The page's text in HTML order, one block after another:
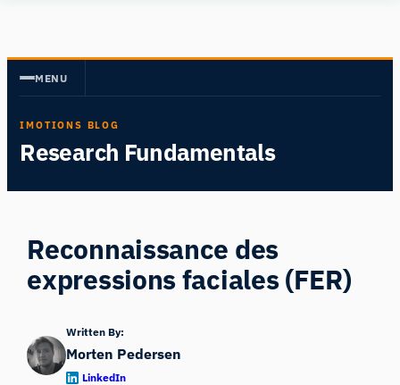
contenu
MENU
IMOTIONS BLOG
Research Fundamentals
Reconnaissance des
expressions faciales (FER)
Written By:
Morten Pedersen
LinkedIn